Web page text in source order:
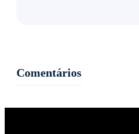
Comentários